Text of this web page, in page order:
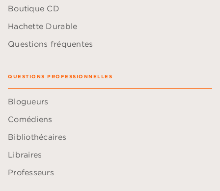
Boutique CD
Hachette Durable
Questions fréquentes
QUESTIONS PROFESSIONNELLES
Blogueurs
Comédiens
Bibliothécaires
Libraires
Professeurs